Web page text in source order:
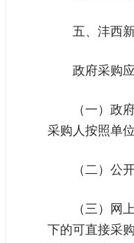
五、沣西
政府采购
（一）政
采购人按照单
（二）公
（三）网
下的可直接采